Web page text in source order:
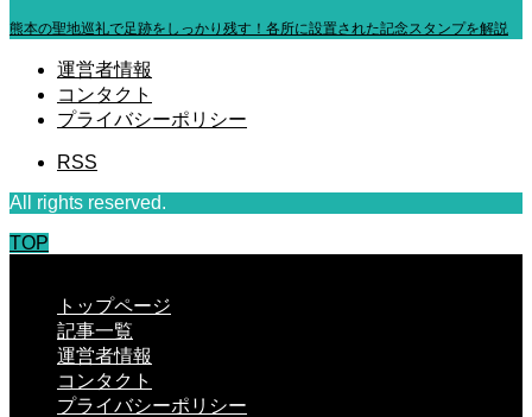
熊本の聖地巡礼で足跡をしっかり残す！各所に設置された記念スタンプを解説
運営者情報
コンタクト
プライバシーポリシー
RSS
All rights reserved.
TOP
トップページ
記事一覧
運営者情報
コンタクト
プライバシーポリシー